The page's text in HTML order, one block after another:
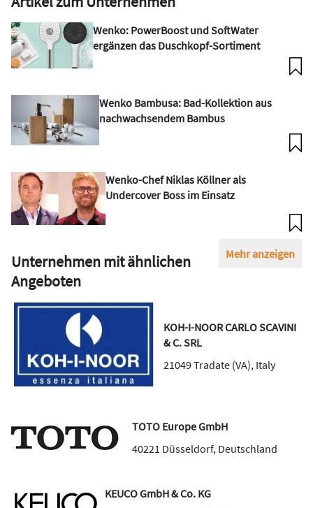
Wenko: PowerBoost und SoftWater
ergänzen das Duschkopf-Sortiment
Wenko Bambusa: Bad-Kollektion aus
nachwachsendem Bambus
Wenko-Chef Niklas Köllner als
Undercover Boss im Einsatz
Mehr anzeigen
Unternehmen mit ähnlichen
Angeboten
KOH-I-NOOR CARLO SCAVINI
& C. SRL
21049Tradate (VA), Italy
TOTO Europe GmbH
40221 Düsseldorf, Deutschland
KEUCO GmbH & Co. KG